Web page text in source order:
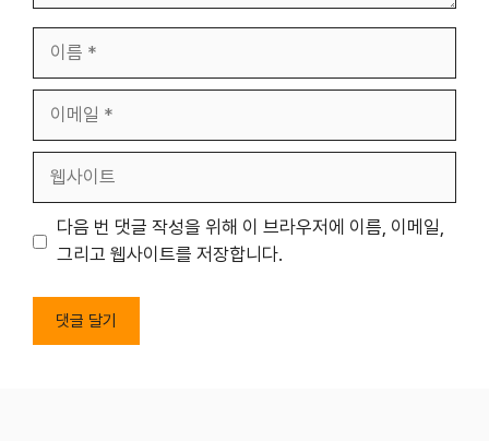
일
트
다음 번 댓글 작성을 위해 이 브라우저에 이름, 이메일,
그리고 웹사이트를 저장합니다.